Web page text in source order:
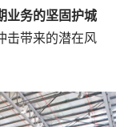
业务的坚固护城
击带来的潜在风